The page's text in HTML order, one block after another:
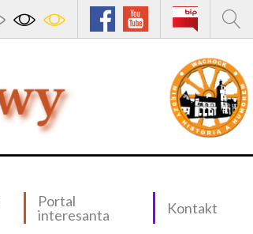
Portal
interesanta
Kontakt